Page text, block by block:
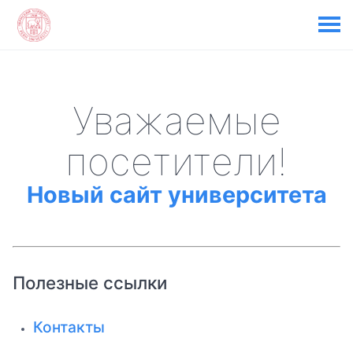
Уважаемые
посетители!
Новый сайт университета
Полезные ссылки
Контакты